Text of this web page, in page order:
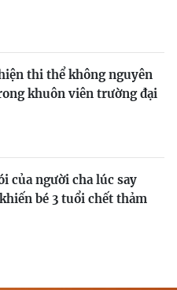
thi thể không nguyên
khuôn viên trường đại
của người cha lúc say
bé 3 tuổi chết thảm